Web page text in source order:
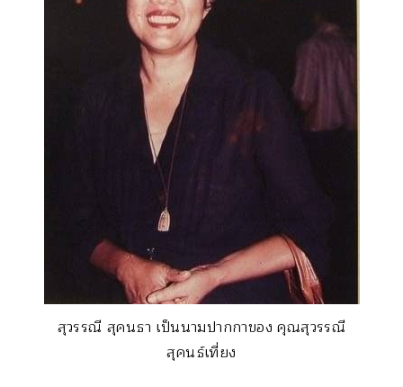
สุวรรณี สุคนธา เป็นนามปากกาของ คุณสุวรรณี
สุคนธ์เที่ยง